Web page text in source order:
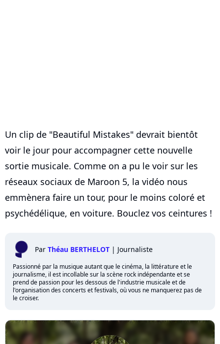
Un clip de "Beautiful Mistakes" devrait bientôt
voir le jour pour accompagner cette nouvelle
sortie musicale. Comme on a pu le voir sur les
réseaux sociaux de Maroon 5, la vidéo nous
emmènera faire un tour, pour le moins coloré et
psychédélique, en voiture. Bouclez vos ceintures !
Par Théau BERTHELOT | Journaliste
Passionné par la musique autant que le cinéma, la littérature et le
journalisme, il est incollable sur la scène rock indépendante et se
prend de passion pour les dessous de l'industrie musicale et de
l'organisation des concerts et festivals, où vous ne manquerez pas de
le croiser.